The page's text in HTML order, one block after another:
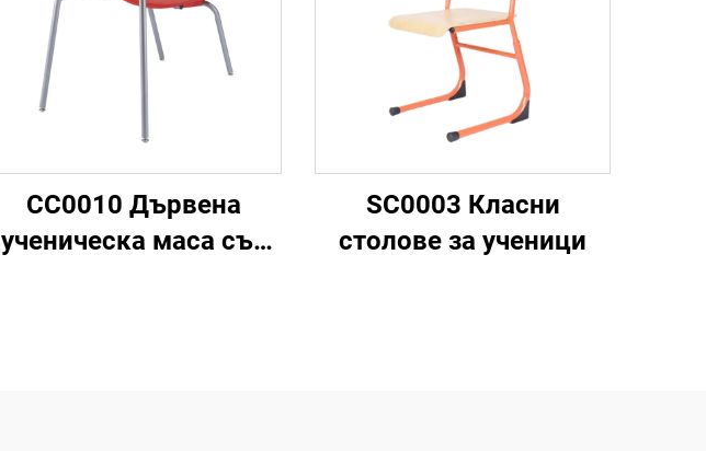
CC0010 Дървена
ученическа маса със
SC0003 Класни
столове за ученици